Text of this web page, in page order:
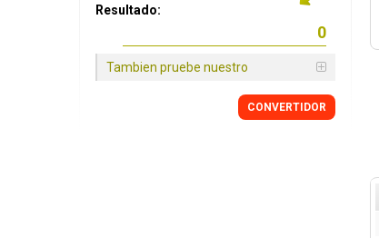
Resultado:
Tambien pruebe nuestro
CONVERTIDOR